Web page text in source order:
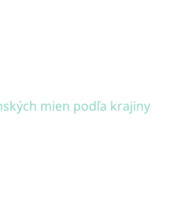
mien podľa krajiny